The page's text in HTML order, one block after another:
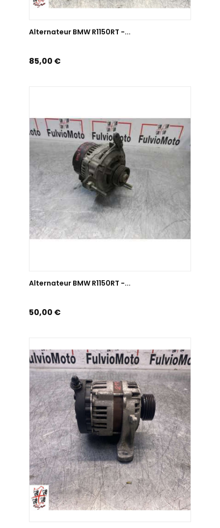
Alternateur BMW R1150RT -...
Prix
85,00 €
Alternateur BMW R1150RT -...
Prix
50,00 €